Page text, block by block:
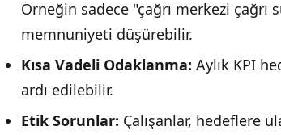
Örneğin sadece "çağrı merkezi
memnuniyeti düşürebilir.
Kısa Vadeli Odaklanma: Aylık KPI
ardı edilebilir.
Etik Sorunlar: Çalışanlar, hedeflere